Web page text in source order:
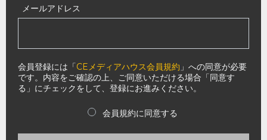
メールアドレス
会員登録には「CEメディアハウス会員規約 」への同意が必要
です。内容をご確認の上、ご同意いただける場合「同意す
る」にチェックをして、登録にお進みください。
会員規約に同意する